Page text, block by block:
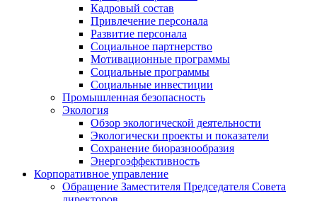
Кадровый состав
Привлечение персонала
Развитие персонала
Социальное партнерство
Мотивационные программы
Социальные программы
Социальные инвестиции
Промышленная безопасность
Экология
Обзор экологической деятельности
Экологически проекты и показатели
Сохранение биоразнообразия
Энергоэффективность
Корпоративное управление
Обращение Заместителя Председателя Совета